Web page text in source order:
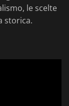
le scelte
storica.